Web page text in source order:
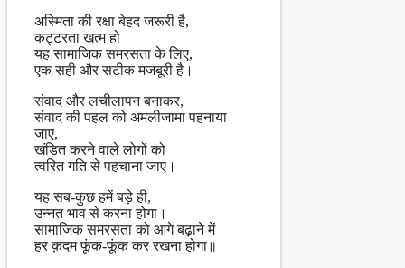
अस्मिता की रक्षा बेहद जरूरी है,
कट्टरता खत्म हो
यह सामाजिक समरसता के लिए,
एक सही और सटीक मजबूरी है।
संवाद और लचीलापन बनाकर,
संवाद की पहल को अमलीजामा पहनाया
जाए,
खंडित करने वाले लोगों को
त्वरित गति से पहचाना जाए।
यह सब-कुछ हमें बड़े ही,
उन्नत भाव से करना होगा।
सामाजिक समरसता को आगे बढ़ाने में
हर क़दम फूंक-फूंक कर रखना होगा॥